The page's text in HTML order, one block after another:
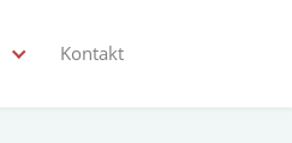
Kontakt